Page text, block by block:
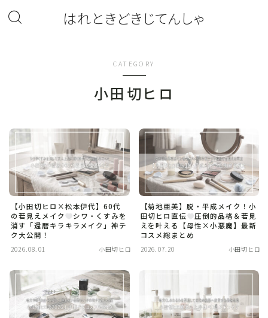
はれときどきじてんしゃ
CATEGORY
小田切ヒロ
【小田切ヒロ×松本伊代】60代
の若見えメイク
シワ・くすみを
消す「還暦キラキラメイク」神テ
ク大公開！
2026.08.01 小田切ヒロ
【菊地亜美】脱・平成メイク！小
田切ヒロ直伝
圧倒的品格＆若見
えを叶える【母性×小悪魔】最新
コスメ総まとめ
2026.07.20 小田切ヒロ